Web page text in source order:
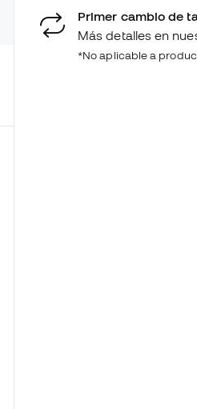
Primer cambio de
Más detalles en
*No aplicable a